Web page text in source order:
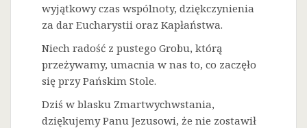
wyjątkowy czas wspólnoty, dziękczynienia
za dar Eucharystii oraz Kapłaństwa.
Niech radość z pustego Grobu, którą
przeżywamy, umacnia w nas to, co zaczęło
się przy Pańskim Stole.
Dziś w blasku Zmartwychwstania,
dziękujemy Panu Jezusowi, że nie zostawił